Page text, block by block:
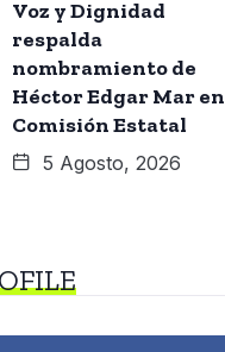
Voz y Dignidad
respalda
nombramiento de
Héctor Edgar Mar en
Comisión Estatal
5 Agosto, 2026